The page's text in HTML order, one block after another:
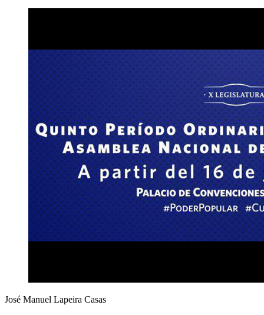
José Manuel Lapeira Casas